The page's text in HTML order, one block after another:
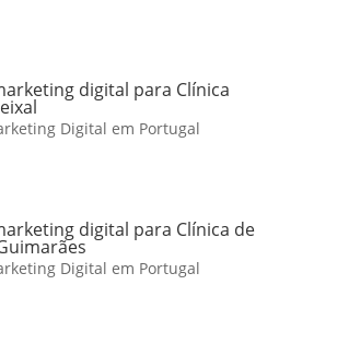
digital para Clínica
Digital em Portugal
digital para Clínica de
Digital em Portugal